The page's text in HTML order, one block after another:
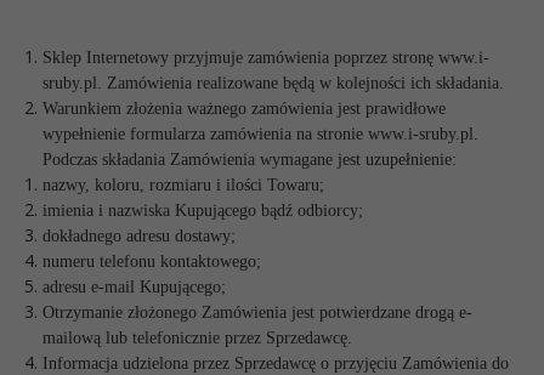
Sklep Internetowy przyjmuje zamówienia poprzez stronę www.i-
sruby.pl. Zamówienia realizowane będą w kolejności ich składania.
Warunkiem złożenia ważnego zamówienia jest prawidłowe
wypełnienie formularza zamówienia na stronie www.i-sruby.pl.
Podczas składania Zamówienia wymagane jest uzupełnienie:
nazwy, koloru, rozmiaru i ilości Towaru;
imienia i nazwiska Kupującego bądź odbiorcy;
dokładnego adresu dostawy;
numeru telefonu kontaktowego;
adresu e-mail Kupującego;
Otrzymanie złożonego Zamówienia jest potwierdzane drogą e-
mailową lub telefonicznie przez Sprzedawcę.
Informacja udzielona przez Sprzedawcę o przyjęciu Zamówienia do